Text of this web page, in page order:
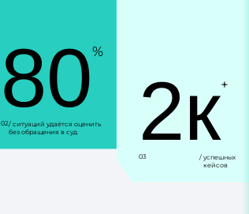
80%
02/ ситуаций удаётся оценить
без обращения в суд
2к+
03
/ успешных
кейсов